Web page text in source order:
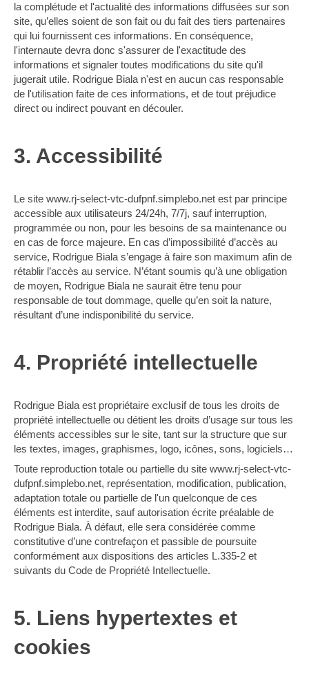
la complétude et l'actualité des informations diffusées sur son
site, qu’elles soient de son fait ou du fait des tiers partenaires
qui lui fournissent ces informations. En conséquence,
l'internaute devra donc s'assurer de l'exactitude des
informations et signaler toutes modifications du site qu'il
jugerait utile. Rodrigue Biala n'est en aucun cas responsable
de l'utilisation faite de ces informations, et de tout préjudice
direct ou indirect pouvant en découler.
3. Accessibilité
Le site www.rj-select-vtc-dufpnf.simplebo.net est par principe
accessible aux utilisateurs 24/24h, 7/7j, sauf interruption,
programmée ou non, pour les besoins de sa maintenance ou
en cas de force majeure. En cas d’impossibilité d’accès au
service, Rodrigue Biala s’engage à faire son maximum afin de
rétablir l’accès au service. N’étant soumis qu’à une obligation
de moyen, Rodrigue Biala ne saurait être tenu pour
responsable de tout dommage, quelle qu’en soit la nature,
résultant d’une indisponibilité du service.
4. Propriété intellectuelle
Rodrigue Biala est propriétaire exclusif de tous les droits de
propriété intellectuelle ou détient les droits d’usage sur tous les
éléments accessibles sur le site, tant sur la structure que sur
les textes, images, graphismes, logo, icônes, sons, logiciels…
Toute reproduction totale ou partielle du site www.rj-select-vtc-
dufpnf.simplebo.net, représentation, modification, publication,
adaptation totale ou partielle de l'un quelconque de ces
éléments est interdite, sauf autorisation écrite préalable de
Rodrigue Biala. À défaut, elle sera considérée comme
constitutive d’une contrefaçon et passible de poursuite
conformément aux dispositions des articles L.335-2 et
suivants du Code de Propriété Intellectuelle.
5. Liens hypertextes et
cookies